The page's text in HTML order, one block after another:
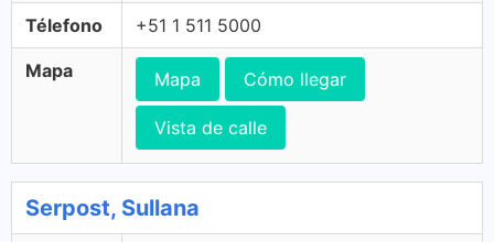
Télefono +51 1 511 5000
Mapa Mapa Cómo llegar
Vista de calle
Serpost, Sullana